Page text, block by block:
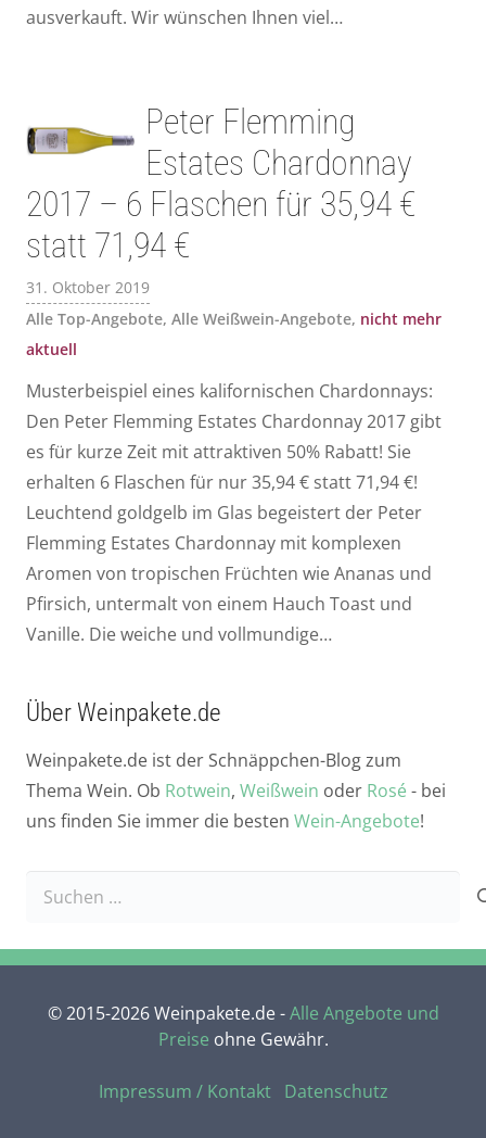
ausverkauft. Wir wünschen Ihnen viel…
Peter Flemming
Estates Chardonnay
2017 – 6 Flaschen für 35,94 €
statt 71,94 €
31. Oktober 2019
Alle Top-Angebote, Alle Weißwein-Angebote, nicht mehr
aktuell
Musterbeispiel eines kalifornischen Chardonnays:
Den Peter Flemming Estates Chardonnay 2017 gibt
es für kurze Zeit mit attraktiven 50% Rabatt! Sie
erhalten 6 Flaschen für nur 35,94 € statt 71,94 €!
Leuchtend goldgelb im Glas begeistert der Peter
Flemming Estates Chardonnay mit komplexen
Aromen von tropischen Früchten wie Ananas und
Pfirsich, untermalt von einem Hauch Toast und
Vanille. Die weiche und vollmundige…
Über Weinpakete.de
Weinpakete.de ist der Schnäppchen-Blog zum
Thema Wein. Ob Rotwein, Weißwein oder Rosé - bei
uns finden Sie immer die besten Wein-Angebote!
Suchen
© 2015-2026 Weinpakete.de -Alle Angebote und
Preise ohne Gewähr.
Impressum / Kontakt Datenschutz